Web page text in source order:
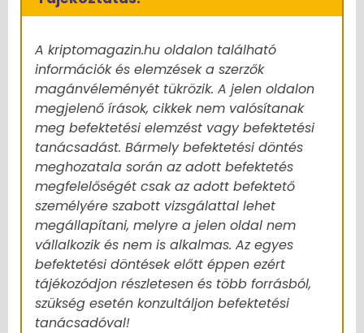
A kriptomagazin.hu oldalon található
információk és elemzések a szerzők
magánvéleményét tükrözik. A jelen oldalon
megjelenő írások, cikkek nem valósítanak
meg befektetési elemzést vagy befektetési
tanácsadást. Bármely befektetési döntés
meghozatala során az adott befektetés
megfelelőségét csak az adott befektető
személyére szabott vizsgálattal lehet
megállapítani, melyre a jelen oldal nem
vállalkozik és nem is alkalmas. Az egyes
befektetési döntések előtt éppen ezért
tájékozódjon részletesen és több forrásból,
szükség esetén konzultáljon befektetési
tanácsadóval!